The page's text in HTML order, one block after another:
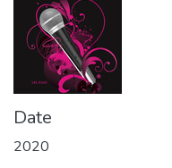
Date
2020